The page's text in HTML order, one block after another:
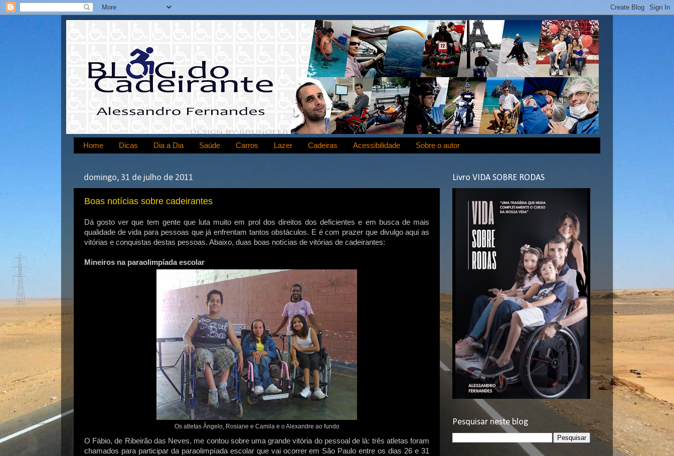
Home Dicas Dia a Dia Saúde Carros Lazer Cadeiras Acessibilidade Sobre o autor
domingo, 31 de julho de 2011
Boas notícias sobre cadeirantes
Dá gosto ver que tem gente que luta muito em prol dos direitos dos deficientes e em busca de mais
qualidade de vida para pessoas que já enfrentam tantos obstáculos. E é com prazer que divulgo aqui as
vitórias e conquistas destas pessoas. Abaixo, duas boas notícias de vitórias de cadeirantes:
Mineiros na paraolimpíada escolar
Os atletas Ângelo, Rosiane e Camila e o Alexandre ao fundo
O Fábio, de Ribeirão das Neves, me contou sobre uma grande vitória do pessoal de lá: três atletas foram
chamados para participar da paraolimpíada escolar que vai ocorrer em São Paulo entre os dias 26 e 31
Livro VIDA SOBRE RODAS
Pesquisar neste blog